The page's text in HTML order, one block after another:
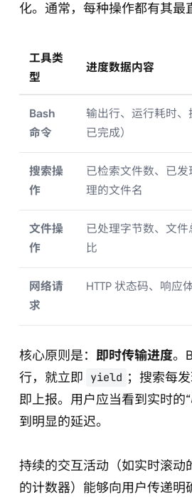
化。通常，每种操作都有其最
工具类
型
进度数据内容
Bash
命令
输出行、运行耗时
已完成）
搜索操
作
已检索文件数、已
理的文件名
文件操
作
已处理字节数、文
比
网络请
求
HTTP 状态码、响应
核心原则是： 即时传输进度。
行，就立即 yield ；搜索每
即上报。用户应当看到实时的
到明显的延迟。
持续的交互活动（如实时滚动
的计数器）能够向用户传递明